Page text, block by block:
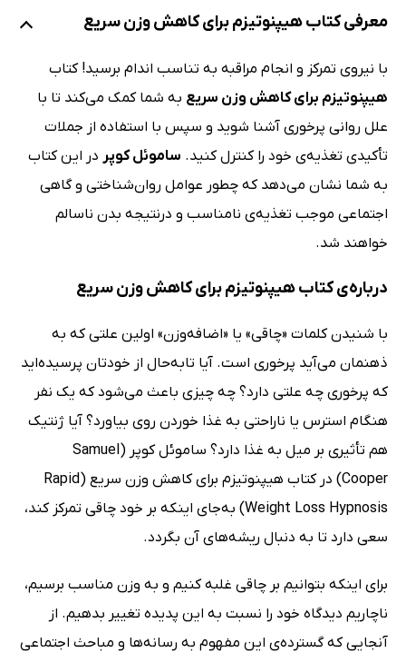
معرفی کتاب هیپنوتیزم برای کاهش وزن سریع
با نیروی تمرکز و انجام مراقبه به تناسب اندام برسید! کتاب
هیپنوتیزم برای کاهش وزن سریع به شما کمک می‌کند تا با
علل روانی پرخوری آشنا شوید و سپس با استفاده از جملات
تأکیدی تغذیه‌ی خود را کنترل کنید. ساموئل کوپر در این کتاب
به شما نشان می‌دهد که چطور عوامل روان‌شناختی و گاهی
اجتماعی موجب تغذیه‌ی نامناسب و درنتیجه بدن ناسالم
خواهند شد.
درباره‌ی کتاب هیپنوتیزم برای کاهش وزن سریع
با شنیدن کلمات «چاقی» یا «اضافه‌وزن» اولین علتی که به
ذهنمان می‌آید پرخوری است. آیا تابه‌حال از خودتان پرسیده‌اید
که پرخوری چه علتی دارد؟ چه چیزی باعث می‌شود که یک نفر
هنگام استرس یا ناراحتی به غذا خوردن روی بیاورد؟ آیا ژنتیک
هم تأثیری بر میل به غذا دارد؟ ساموئل کوپر (Samuel
Cooper) در کتاب هیپنوتیزم برای کاهش وزن سریع (Rapid
Weight Loss Hypnosis) به‌جای اینکه بر خود چاقی تمرکز کند،
سعی دارد تا به دنبال ریشه‌های آن بگردد.
برای اینکه بتوانیم بر چاقی غلبه کنیم و به وزن مناسب برسیم،
ناچاریم دیدگاه خود را نسبت به این پدیده‌ تغییر بدهیم. از
آنجایی که گسترده‌ی این مفهوم به رسانه‌ها و مباحث اجتماعی